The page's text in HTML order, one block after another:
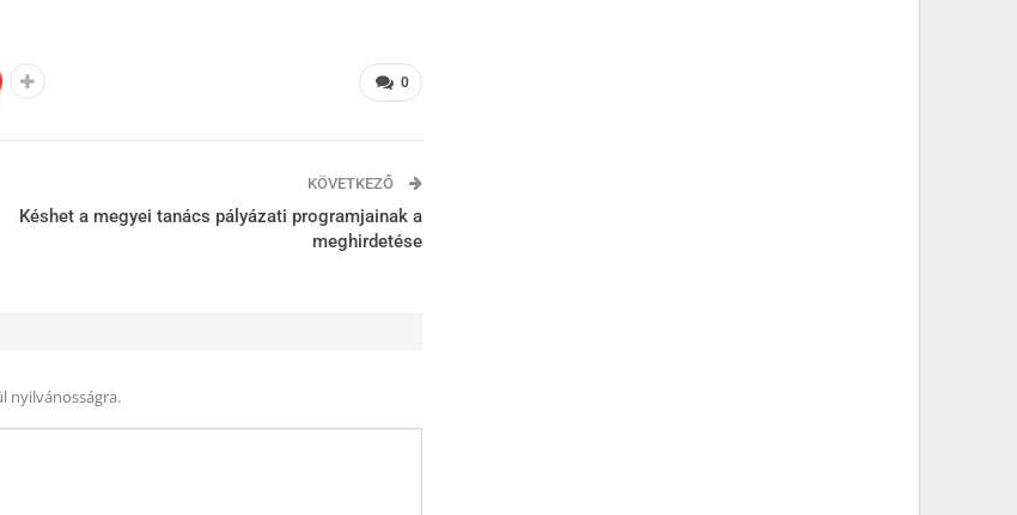
0
KÖVETKEZŐ
Késhet a megyei tanács pályázati programjainak a
meghirdetése
nyilvánosságra.